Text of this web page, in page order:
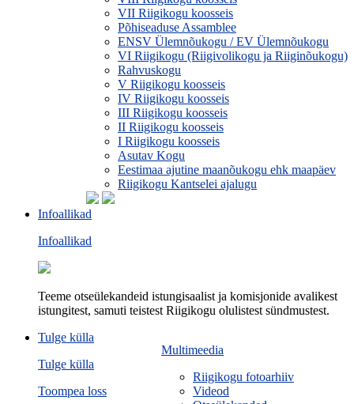
VII Riigikogu koosseis
Põhiseaduse Assamblee
ENSV Ülemnõukogu / EV Ülemnõukogu
VI Riigikogu (Riigivolikogu ja Riiginõukogu)
Rahvuskogu
V Riigikogu koosseis
IV Riigikogu koosseis
III Riigikogu koosseis
II Riigikogu koosseis
I Riigikogu koosseis
Asutav Kogu
Eestimaa ajutine maanõukogu ehk maapäev
Riigikogu Kantselei ajalugu
Infoallikad
Infoallikad
Teeme otseülekandeid istungisaalist ja komisjonide avalikest
istungitest, samuti teistest Riigikogu olulistest sündmustest.
Multimeedia
Riigikogu fotoarhiiv
Videod
Tulge külla
Tulge külla
Toompea loss